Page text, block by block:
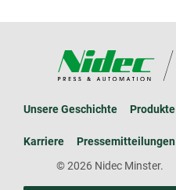
Unsere Geschichte Produkte
Karriere
Pressemitteilungen
© 2026 Nidec Minster.